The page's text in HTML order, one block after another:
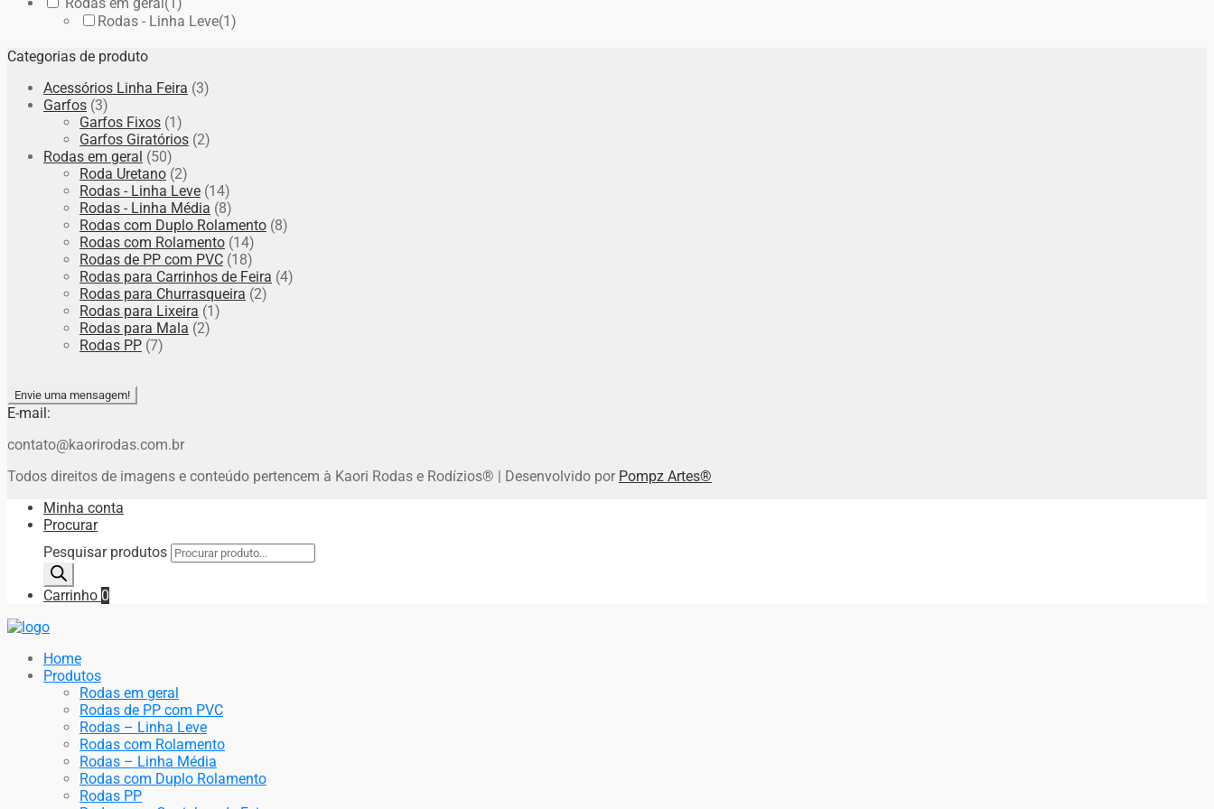
Rodas - Linha Leve(1)
Categorias de produto
Acessórios Linha Feira (3)
Garfos (3)
Garfos Fixos (1)
Garfos Giratórios (2)
Rodas em geral (50)
Roda Uretano (2)
Rodas - Linha Leve (14)
Rodas - Linha Média (8)
Rodas com Duplo Rolamento (8)
Rodas com Rolamento (14)
Rodas de PP com PVC (18)
Rodas para Carrinhos de Feira (4)
Rodas para Churrasqueira (2)
Rodas para Lixeira (1)
Rodas para Mala (2)
Rodas PP (7)
Envie uma mensagem!
E-mail:
contato@kaorirodas.com.br
Todos direitos de imagens e conteúdo pertencem à Kaori Rodas e Rodízios® | Desenvolvido por Pompz Artes®
Minha conta
Procurar
Pesquisar produtos
Carrinho 0
Home
Produtos
Rodas em geral
Rodas de PP com PVC
Rodas – Linha Leve
Rodas com Rolamento
Rodas – Linha Média
Rodas com Duplo Rolamento
Rodas PP